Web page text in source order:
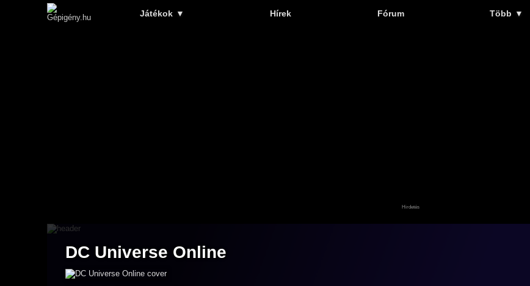
Játékok ▼ Hírek Fórum Több ▼
DC Universe Online